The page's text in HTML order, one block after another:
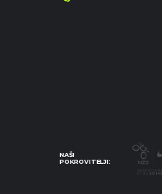
NAŠI
POKROVITELJI: